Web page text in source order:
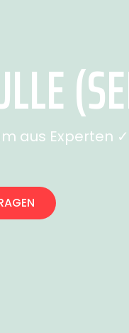
aus Experten